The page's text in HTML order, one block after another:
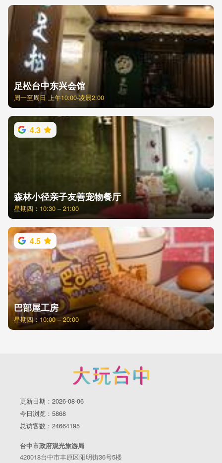
足松台中东兴会馆
周一至周日 上午10:00-凌晨2:00
4.3
森林小径亲子友善宠物餐厅
星期四：10:30 – 21:00
4.5
巴部屋工房
星期四：10:00 – 20:00
更新日期：2026-08-06
今日浏览：5868
总访客数：24664195
台中市政府观光旅游局
420018台中市丰原区阳明街36号5楼